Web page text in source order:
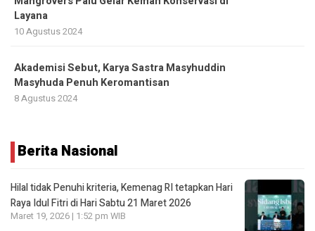
Layana
10 Agustus 2024
Akademisi Sebut, Karya Sastra Masyhuddin
Masyhuda Penuh Keromantisan
8 Agustus 2024
Berita Nasional
Hilal tidak Penuhi kriteria, Kemenag RI tetapkan Hari
Raya Idul Fitri di Hari Sabtu 21 Maret 2026
Maret 19, 2026 | 1:52 pm WIB